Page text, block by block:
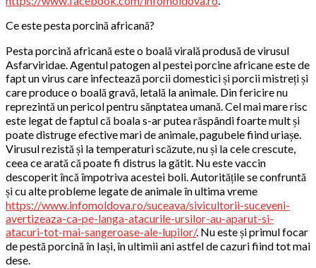
Ce este pesta porcină africană?
Pesta porcină africană este o boală virală produsă de virusul
Asfarviridae. Agentul patogen al pestei porcine africane este de
fapt un virus care infectează porcii domestici și porcii mistreți și
care produce o boală gravă, letală la animale. Din fericire nu
reprezintă un pericol pentru sănptatea umană. Cel mai mare risc
este legat de faptul că boala s-ar putea răspândi foarte mult și
poate distruge efective mari de animale, pagubele fiind uriașe.
Virusul rezistă și la temperaturi scăzute, nu și la cele crescute,
ceea ce arată că poate fi distrus la gătit. Nu este vaccin
descoperit încă împotriva acestei boli. Autoritățile se confruntă
și cu alte probleme legate de animale în ultima vreme
https://www.infomoldova.ro/suceava/sivicultorii-suceveni-
avertizeaza-ca-pe-langa-atacurile-ursilor-au-aparut-si-
atacuri-tot-mai-sangeroase-ale-lupilor/. Nu este și primul focar
de pestă porcină în Iași, în ultimii ani astfel de cazuri fiind tot mai
dese.